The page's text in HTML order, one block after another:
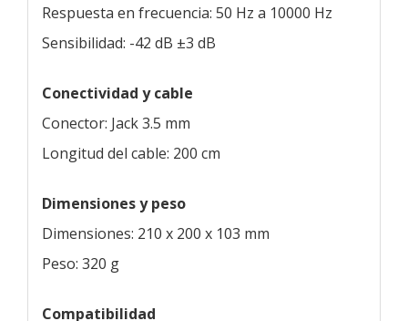
Respuesta en frecuencia: 50 Hz a 10000 Hz
Sensibilidad: -42 dB ±3 dB
Conectividad y cable
Conector: Jack 3.5 mm
Longitud del cable: 200 cm
Dimensiones y peso
Dimensiones: 210 x 200 x 103 mm
Peso: 320 g
Compatibilidad